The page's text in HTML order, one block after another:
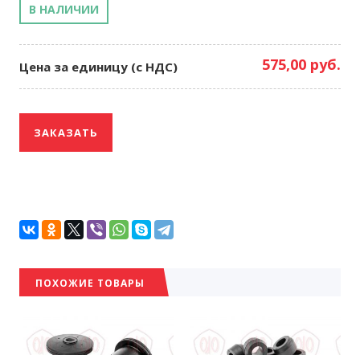
В НАЛИЧИИ
Цена за единицу (с НДС) 575,00 руб.
ЗАКАЗАТЬ
ПОХОЖИЕ ТОВАРЫ